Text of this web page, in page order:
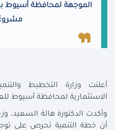
أعلنت وزارة التخطيط
الاستثمارية لمحافظة أسيوط للعام
وأكدت الدكتورة هالة السعيد،
أن خطة التنمية تحرص على